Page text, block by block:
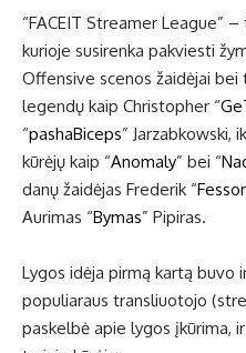
“FACEIT Streamer League” –
kurioje susirenka pakviesti
Offensive scenos žaidėjai bei
legendų kaip Christopher “
“pashaBiceps” Jarzabkowski,
kūrėjų kaip “Anomaly” bei “
danų žaidėjas Frederik “Fessor
Aurimas “Bymas” Pipiras.
Lygos idėja pirmą kartą buvo
populiaraus transliuotojo
paskelbė apie lygos įkūrima,